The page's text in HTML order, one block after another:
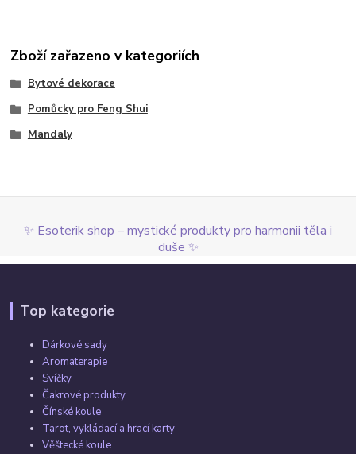
Zboží zařazeno v kategoriích
Bytové dekorace
Pomůcky pro Feng Shui
Mandaly
✨ Esoterik shop – mystické produkty pro harmonii těla i
duše ✨
Top kategorie
Dárkové sady
Aromaterapie
Svíčky
Čakrové produkty
Čínské koule
Tarot, vykládací a hrací karty
Věštecké koule